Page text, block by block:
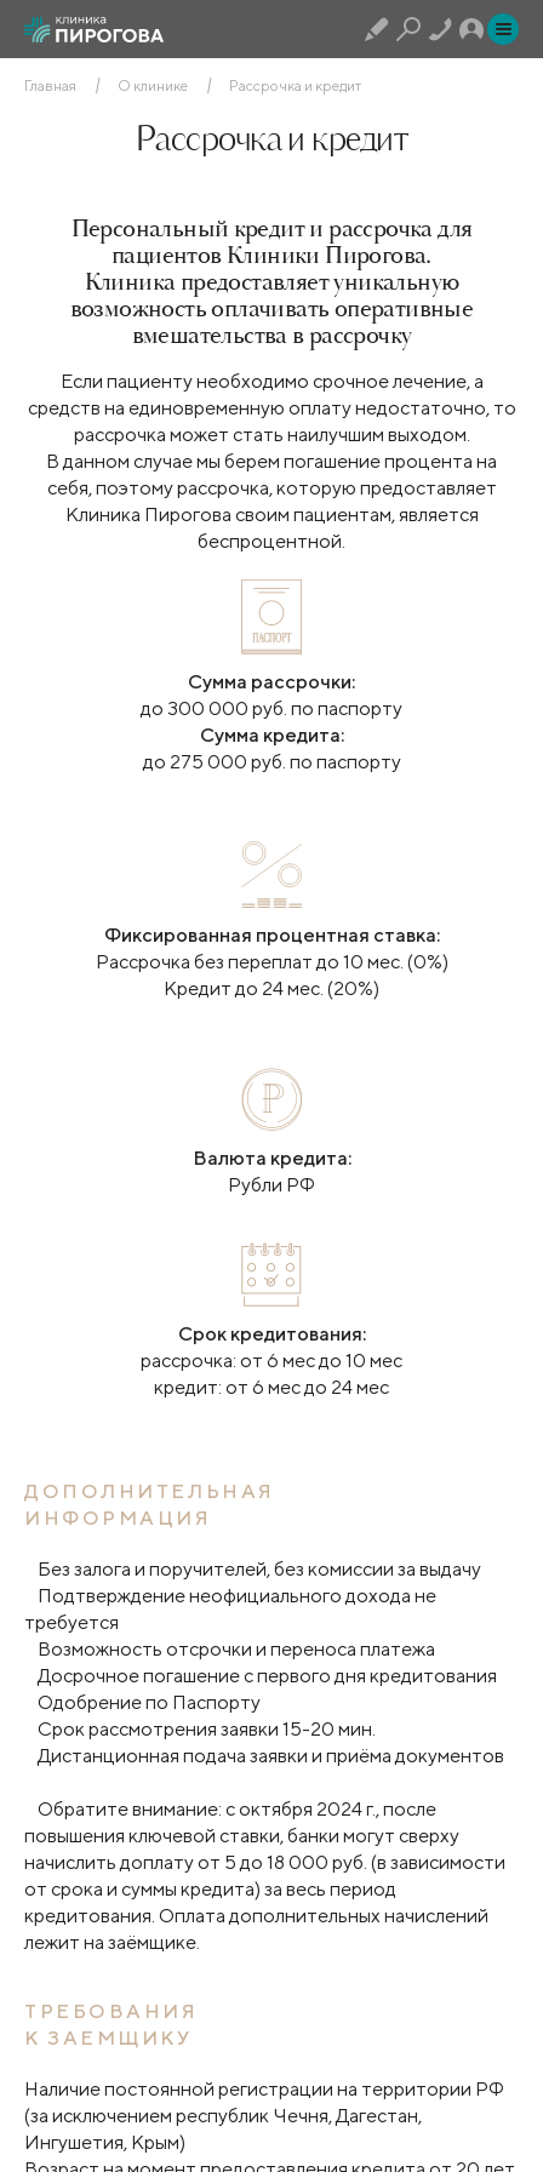
Главная О клинике Рассрочка и кредит
Рассрочка и кредит
Персональный кредит и рассрочка для
пациентов Клиники Пирогова.
Клиника предоставляет уникальную
возможность оплачивать оперативные
вмешательства в рассрочку
Если пациенту необходимо срочное лечение, а
средств на единовременную оплату недостаточно, то
рассрочка может стать наилучшим выходом.
В данном случае мы берем погашение процента на
себя, поэтому рассрочка, которую предоставляет
Клиника Пирогова своим пациентам, является
беспроцентной.
Сумма рассрочки:
до 300 000 руб. по паспорту
Сумма кредита:
до 275 000 руб. по паспорту
Фиксированная процентная ставка:
Рассрочка без переплат до 10 мес. (0%)
Кредит до 24 мес. (20%)
Валюта кредита:
Рубли РФ
Срок кредитования:
рассрочка: от 6 мес до 10 мес
кредит: от 6 мес до 24 мес⁠
ДОПОЛНИТЕЛЬНАЯ
ИНФОРМАЦИЯ
Без залога и поручителей, без комиссии за выдачу
Подтверждение неофициального дохода не
требуется
Возможность отсрочки и переноса платежа
Досрочное погашение с первого дня кредитования
Одобрение по Паспорту
Срок рассмотрения заявки 15-20 мин.
Дистанционная подача заявки и приёма документов
Обратите внимание: с октября 2024 г., после
повышения ключевой ставки, банки могут сверху
начислить доплату от 5 до 18 000 руб. (в зависимости
от срока и суммы кредита) за весь период
кредитования. Оплата дополнительных начислений
лежит на заёмщике.
ТРЕБОВАНИЯ
К ЗАЕМЩИКУ
Наличие постоянной регистрации на территории РФ
(за исключением республик Чечня, Дагестан,
Ингушетия, Крым)